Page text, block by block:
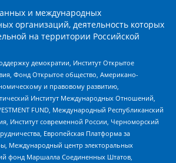
и международных
организаций, деятельность которых
на территории Российской
демократии, Институт Открытое
Фонд Открытое общество, Американо-
и правовому развитию,
Институт Международных Отношений,
FUND, Международный Республиканский
Институт современной России, Черноморский
Европейская Платформа за
Международный центр электоральных
фонд Маршалла Соединенных Штатов,